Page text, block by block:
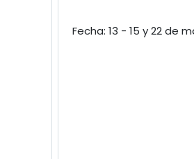
Fecha: 13 - 15 y 22 de